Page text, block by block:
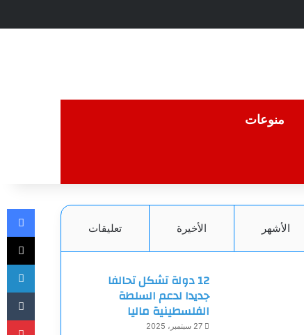
منوعات
الأشهر الأخيرة تعليقات
12 دولة تشكل تحالفا
جديدا لدعم السلطة
الفلسطينية ماليا
27 سبتمبر، 2025
‫X